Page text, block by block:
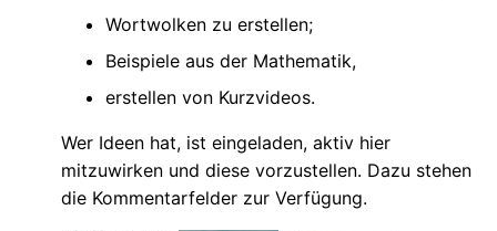
Wortwolken zu erstellen;
Beispiele aus der Mathematik,
erstellen von Kurzvideos.
Wer Ideen hat, ist eingeladen, aktiv hier
mitzuwirken und diese vorzustellen. Dazu stehen
die Kommentarfelder zur Verfügung.